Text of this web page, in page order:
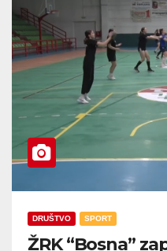
DRUŠTVO SPORT
ŽRK “Bosna”